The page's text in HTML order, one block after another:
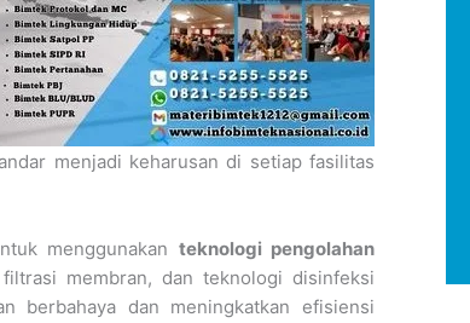
menjadi keharusan di setiap fasilitas
menggunakan teknologi pengolahan
membran, dan teknologi disinfeksi
berbahaya dan meningkatkan efisiensi